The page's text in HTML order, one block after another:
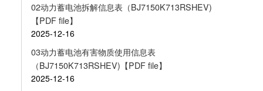
02动力蓄电池拆解信息表（BJ7150K713RSHEV)
【PDF file】
2025-12-16
03动力蓄电池有害物质使用信息表
（BJ7150K713RSHEV)【PDF file】
2025-12-16